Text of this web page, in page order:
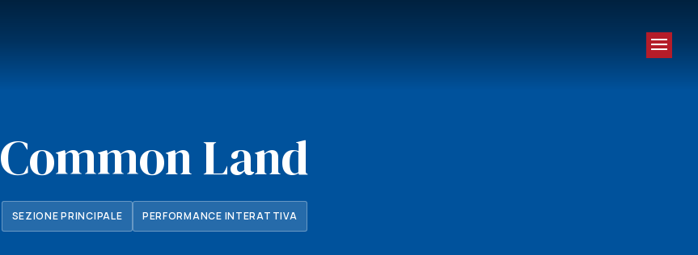
Common Land
SEZIONE PRINCIPALE PERFORMANCE INTERATTIVA